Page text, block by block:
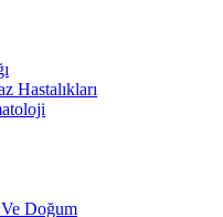
Hastalıkları
Ve Doğum